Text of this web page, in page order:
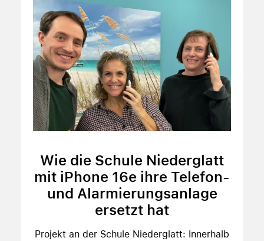
Wie die Schule Niederglatt
mit iPhone 16e ihre Telefon-
und Alarmierungsanlage
ersetzt hat
Projekt an der Schule Niederglatt: Innerhalb